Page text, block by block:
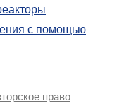
с помощью
право